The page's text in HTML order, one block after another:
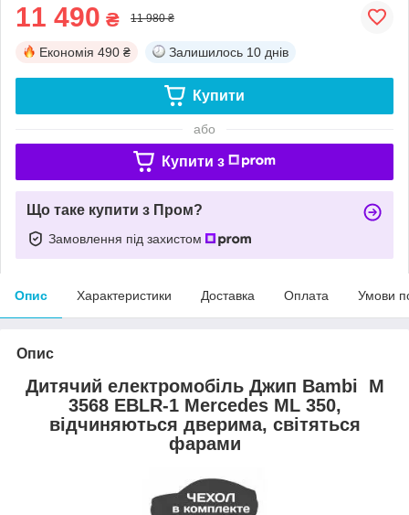
11 490 ₴ 11 980 ₴
Економія 490 ₴ Залишилось 10 днів
Купити
або
Купити з
Що таке купити з Пром?
Замовлення під захистом
Опис Характеристики Доставка Оплата Умови
Опис
Дитячий електромобіль Джип Bambi M
3568 EBLR-1 Mercedes ML 350,
відчиняються дверима, світяться
фарами